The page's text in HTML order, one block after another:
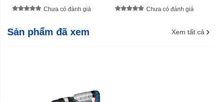
Chưa có đánh giá Chưa có đánh giá
Sản phẩm đã xem Xem tất cả